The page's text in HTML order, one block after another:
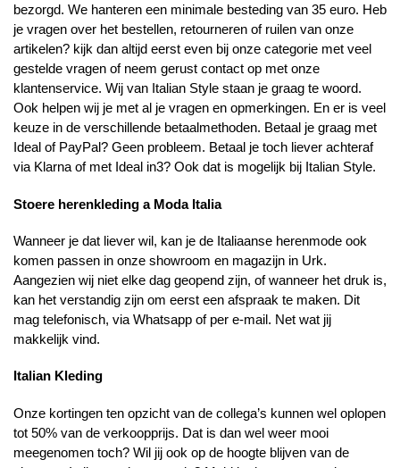
bezorgd. We hanteren een minimale besteding van 35 euro. Heb
je vragen over het bestellen, retourneren of ruilen van onze
artikelen? kijk dan altijd eerst even bij onze categorie met veel
gestelde vragen of neem gerust contact op met onze
klantenservice. Wij van Italian Style staan je graag te woord.
Ook helpen wij je met al je vragen en opmerkingen. En er is veel
keuze in de verschillende betaalmethoden. Betaal je graag met
Ideal of PayPal? Geen probleem. Betaal je toch liever achteraf
via Klarna of met Ideal in3? Ook dat is mogelijk bij Italian Style.
Stoere herenkleding a Moda Italia
Wanneer je dat liever wil, kan je de Italiaanse herenmode ook
komen passen in onze showroom en magazijn in Urk.
Aangezien wij niet elke dag geopend zijn, of wanneer het druk is,
kan het verstandig zijn om eerst een afspraak te maken. Dit
mag telefonisch, via Whatsapp of per e-mail. Net wat jij
makkelijk vind.
Italian Kleding
Onze kortingen ten opzicht van de collega’s kunnen wel oplopen
tot 50% van de verkoopprijs. Dat is dan wel weer mooi
meegenomen toch? Wil jij ook op de hoogte blijven van de